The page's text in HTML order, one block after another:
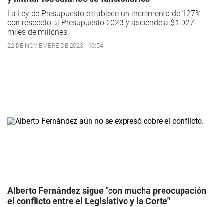
La Ley de Presupuesto establece un incremento de 127%
con respecto al Presupuesto 2023 y asciende a $1.027
miles de millones.
22 DE NOVIEMBRE DE 2023 - 10:54
Alberto Fernández sigue "con mucha preocupación
el conflicto entre el Legislativo y la Corte"